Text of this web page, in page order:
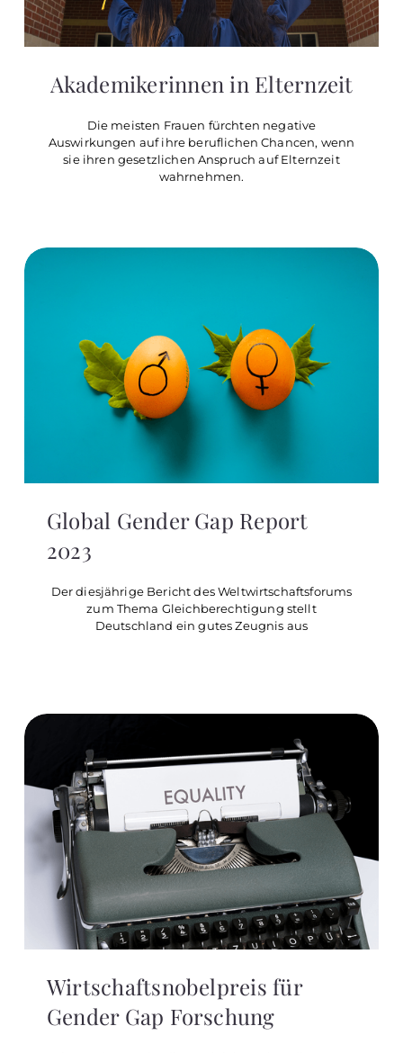
Akademikerinnen in Elternzeit
Die meisten Frauen fürchten negative
Auswirkungen auf ihre beruflichen Chancen, wenn
sie ihren gesetzlichen Anspruch auf Elternzeit
wahrnehmen.
Global Gender Gap Report
2023
Der diesjährige Bericht des Weltwirtschaftsforums
zum Thema Gleichberechtigung stellt
Deutschland ein gutes Zeugnis aus
Wirtschaftsnobelpreis für
Gender Gap Forschung